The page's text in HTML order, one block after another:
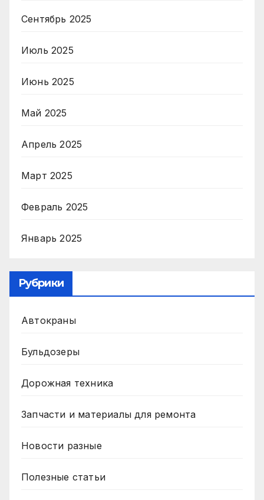
Сентябрь 2025
Июль 2025
Июнь 2025
Май 2025
Апрель 2025
Март 2025
Февраль 2025
Январь 2025
Рубрики
Автокраны
Бульдозеры
Дорожная техника
Запчасти и материалы для ремонта
Новости разные
Полезные статьи